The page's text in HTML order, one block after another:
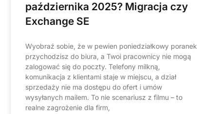
października 2025? Migracja czy
Exchange SE
Wyobraź sobie, że w pewien poniedziałkowy poranek
przychodzisz do biura, a Twoi pracownicy nie mogą
zalogować się do poczty. Telefony milkną,
komunikacja z klientami staje w miejscu, a dział
sprzedaży nie ma dostępu do ofert i umów
wysyłanych mailem. To nie scenariusz z filmu – to
realne zagrożenie dla firm,